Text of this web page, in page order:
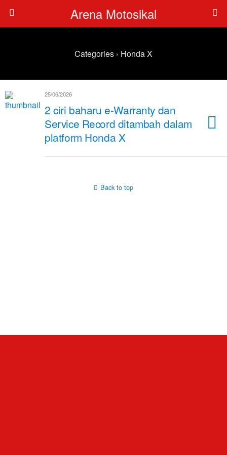
Arena Motosikal
Categories › Honda X
25/06/2026
2 ciri baharu e-Warranty dan
Service Record ditambah dalam
platform Honda X
Back to top